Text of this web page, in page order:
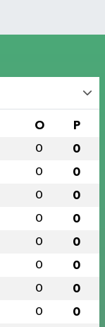
O P
0 0
0 0
0 0
0 0
0 0
0 0
0 0
0 0